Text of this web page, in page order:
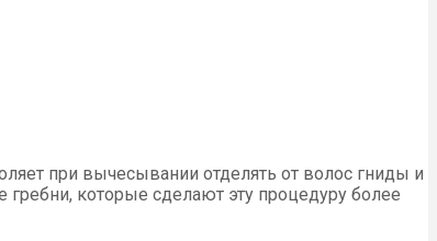
при вычесывании отделять от волос гниды и
которые сделают эту процедуру более